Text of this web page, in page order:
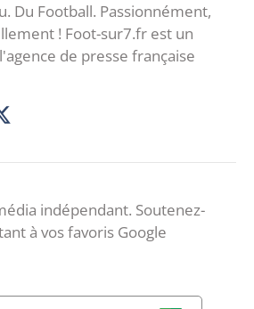
Du Football. Passionnément,
! Foot-sur7.fr est un
de presse française
indépendant. Soutenez-
à vos favoris Google